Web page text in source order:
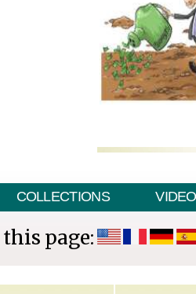
COLLECTIONS VIDEO
page: